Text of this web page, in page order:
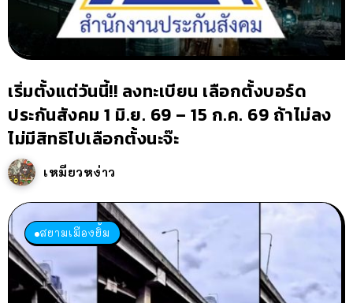
เริ่มตั้งแต่วันนี้!! ลงทะเบียน เลือกตั้งบอร์ด
ประกันสังคม 1 มิ.ย. 69 – 15 ก.ค. 69 ถ้าไม่ลง
ไม่มีสิทธิไปเลือกตั้งนะจ๊ะ
เหมียวหง่าว
สยามเมืองยิ้ม